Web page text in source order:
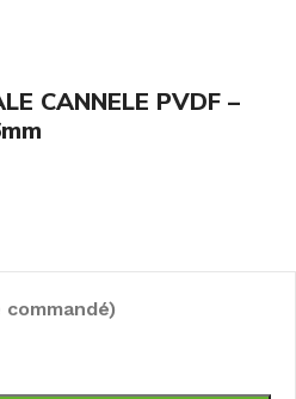
CANNELE PVDF –